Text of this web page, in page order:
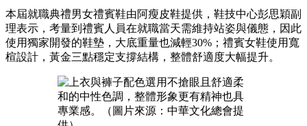
本屆就職典禮男女禮賓鞋由阿瘦皮鞋提供，鞋技中心彭思穎副
理表示，考量到禮賓人員在就職當天需維持站姿與儀態，因此
使用獨家開發的鞋墊，大底重量也減輕30%；禮賓女鞋使用寬
楦設計，黃金三點穩定支撐結構，整體舒適度大幅提升。